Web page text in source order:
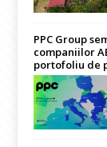
PPC Group
companiilor
portofoliu de